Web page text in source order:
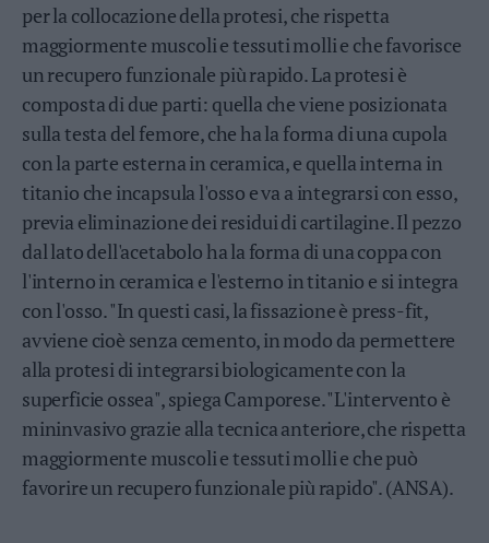
Leggi/Abbonati
Newsletter
Bazar
Casa
Radio
Dolomiti
Social media
per la collocazione della protesi, che rispetta
maggiormente muscoli e tessuti molli e che favorisce
un recupero funzionale più rapido. La protesi è
composta di due parti: quella che viene posizionata
sulla testa del femore, che ha la forma di una cupola
con la parte esterna in ceramica, e quella interna in
titanio che incapsula l'osso e va a integrarsi con esso,
previa eliminazione dei residui di cartilagine. Il pezzo
dal lato dell'acetabolo ha la forma di una coppa con
l'interno in ceramica e l'esterno in titanio e si integra
con l'osso. "In questi casi, la fissazione è press-fit,
avviene cioè senza cemento, in modo da permettere
alla protesi di integrarsi biologicamente con la
superficie ossea", spiega Camporese. "L'intervento è
mininvasivo grazie alla tecnica anteriore, che rispetta
maggiormente muscoli e tessuti molli e che può
favorire un recupero funzionale più rapido". (ANSA).